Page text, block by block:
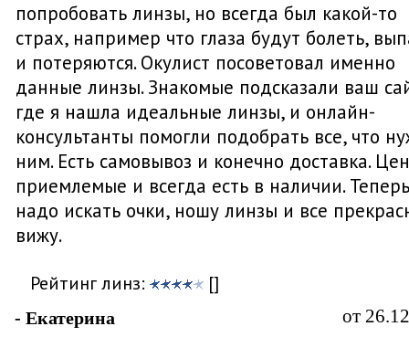
попробовать линзы, но всегда был какой-то
страх, например что глаза будут болеть,
и потеряются. Окулист посоветовал именно
данные линзы. Знакомые подсказали ваш
где я нашла идеальные линзы, и онлайн-
консультанты помогли подобрать все, что
ним. Есть самовывоз и конечно доставка.
приемлемые и всегда есть в наличии.
надо искать очки, ношу линзы и все
вижу.
Рейтинг линз: []
- Екатерина от